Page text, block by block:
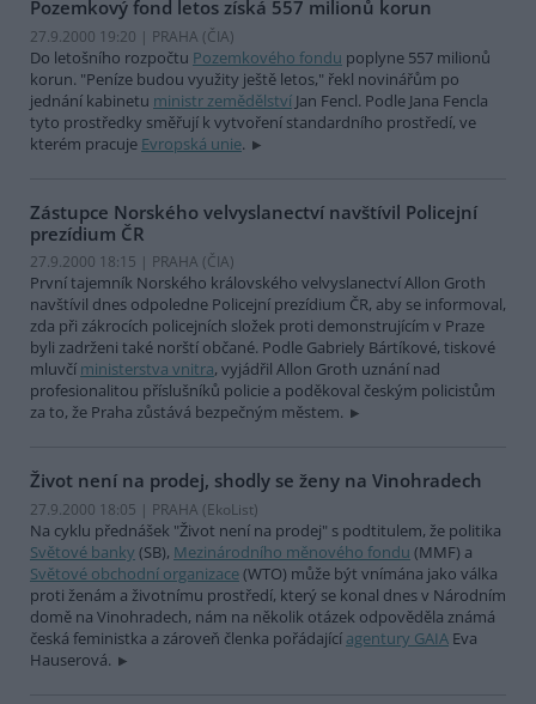
Pozemkový fond letos získá 557 milionů korun
27.9.2000 19:20 | PRAHA (ČIA)
Do letošního rozpočtu Pozemkového fondu poplyne 557 milionů
korun. "Peníze budou využity ještě letos," řekl novinářům po
jednání kabinetu ministr zemědělství Jan Fencl. Podle Jana Fencla
tyto prostředky směřují k vytvoření standardního prostředí, ve
kterém pracuje Evropská unie.
Zástupce Norského velvyslanectví navštívil Policejní
prezídium ČR
27.9.2000 18:15 | PRAHA (ČIA)
První tajemník Norského královského velvyslanectví Allon Groth
navštívil dnes odpoledne Policejní prezídium ČR, aby se informoval,
zda při zákrocích policejních složek proti demonstrujícím v Praze
byli zadrženi také norští občané. Podle Gabriely Bártíkové, tiskové
mluvčí ministerstva vnitra, vyjádřil Allon Groth uznání nad
profesionalitou příslušníků policie a poděkoval českým policistům
za to, že Praha zůstává bezpečným městem.
Život není na prodej, shodly se ženy na Vinohradech
27.9.2000 18:05 | PRAHA (EkoList)
Na cyklu přednášek "Život není na prodej" s podtitulem, že politika
Světové banky (SB), Mezinárodního měnového fondu (MMF) a
Světové obchodní organizace(WTO) může být vnímána jako válka
proti ženám a životnímu prostředí, který se konal dnes v Národním
domě na Vinohradech, nám na několik otázek odpověděla známá
česká feministka a zároveň členka pořádající agentury GAIA Eva
Hauserová.